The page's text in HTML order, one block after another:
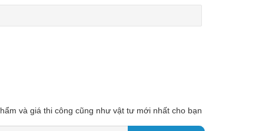
và giá thi công cũng như vật tư mới nhất cho bạn